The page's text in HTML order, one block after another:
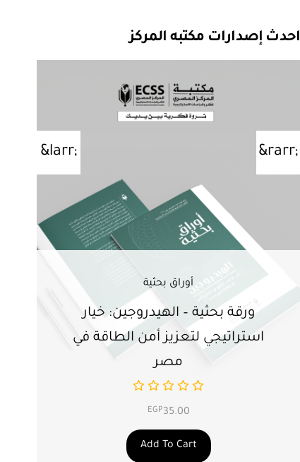
احدث إصدارات مكتبه المركز
أوراق بحثية
ورقة بحثية – الهيدروجين: خيار
استراتيجي لتعزيز أمن الطاقة في
مصر
EGP35.00
Add To Cart